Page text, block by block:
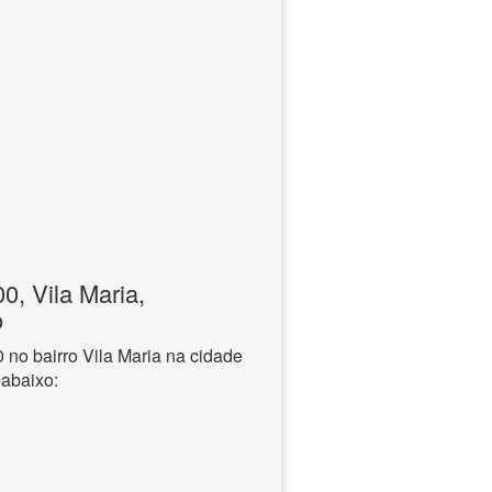
Vila Maria,
bairro Vila Maria na cidade